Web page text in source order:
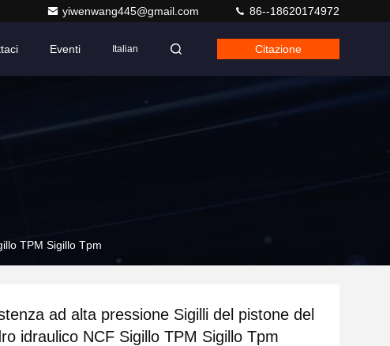
yiwenwang445@gmail.com 86--18620174972
Eventi Italian Citazione
TPM Sigillo Tpm
ad alta pressione Sigilli del pistone del
idraulico NCF Sigillo TPM Sigillo Tpm